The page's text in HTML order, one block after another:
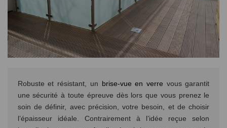
Robuste et résistant, un brise-vue en verre vous garantit
une sécurité à toute épreuve dès lors que vous prenez le
soin de définir, avec précision, votre besoin, et de choisir
l’épaisseur idéale. Contrairement à l’idée reçue selon